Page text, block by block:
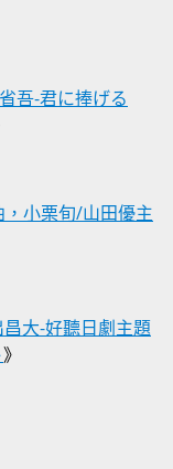
吾-君に捧げる
小栗旬/山田優主
大-好聽日劇主題
》